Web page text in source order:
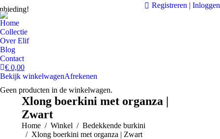
Registreren | Inloggen
Home
Collectie
Over Elif
Blog
Contact
€ 0,00
Bekijk winkelwagenAfrekenen
Geen producten in de winkelwagen.
Xlong boerkini met organza |
Zwart
Je bent hier:
Home Winkel
Bedekkende burkini
Xlong boerkini met organza | Zwart